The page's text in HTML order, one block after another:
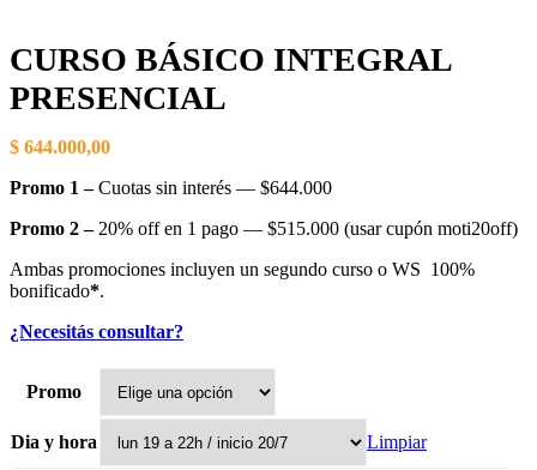
CURSO BÁSICO INTEGRAL
PRESENCIAL
$ 644.000,00
Promo 1 –Cuotas sin interés — $644.000
Promo 2 – 20% off en 1 pago — $515.000 (usar cupón moti20off)
Ambas promociones incluyen un segundo curso o WS 100%
bonificado*.
¿Necesitás consultar?
Promo
Dia y hora Limpiar